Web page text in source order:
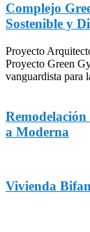
Complejo
Sostenible y
Proyecto
Proyecto Green
vanguardista para
a Moderna
Vivienda